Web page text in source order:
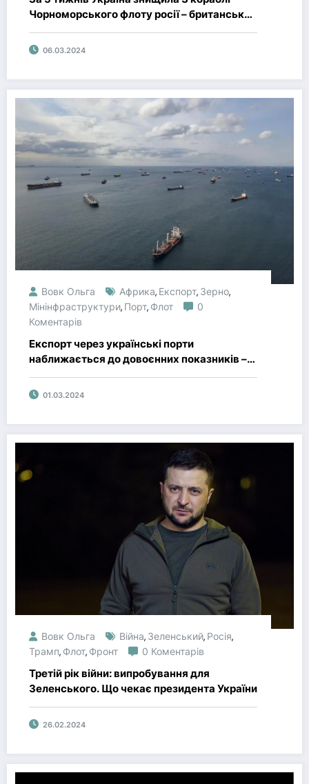
Чорноморського флоту росії – британська
розвідка.
06.03.2024
Вовк Ольга Африка, Експорт, Зерно,
Мінінфраструктури, Порт, Флот
0
Коментарів
Експорт через українські порти
наближається до довоєнних показників –
Мінінфраструктури
01.03.2024
Вовк Ольга Війна, Зеленський, Росія,
Трамп, Флот, Фронт 0 Коментарів
Третій рік війни: випробування для
Зеленського. Що чекає президента України
26.02.2024